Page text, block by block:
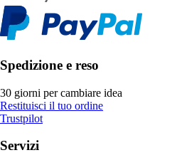
Spedizione e reso
30 giorni per cambiare idea
Restituisci il tuo ordine
Trustpilot
Servizi